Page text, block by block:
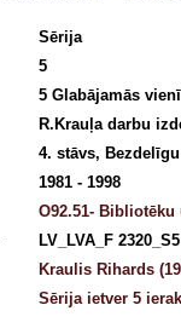
Sērija
5
5 Glabājamās
R.Krauļa darbu
4. stāvs,
1981 - 1998
O92.51-
LV_LVA_F 2320_S5
Kraulis Rihards
Sērija ietver 5